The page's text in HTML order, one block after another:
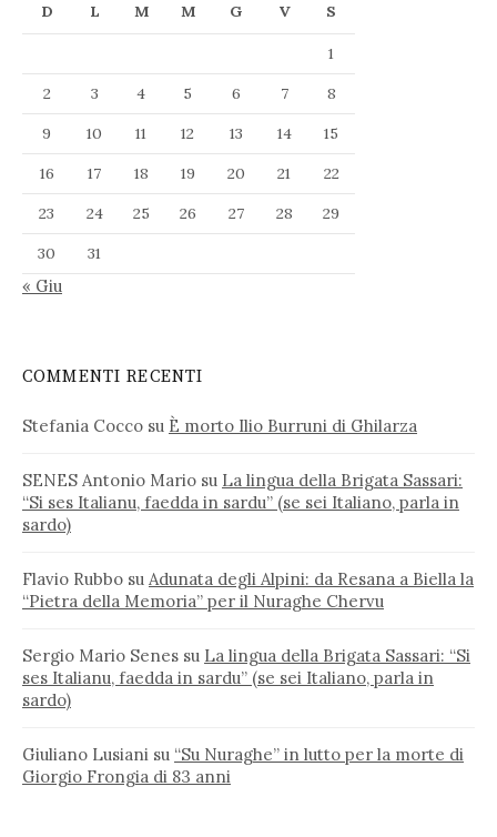
D L M M G V S
1
2
3 4 5 6 7
8
9
10 11 12 13 14
15
16
17 18 19 20 21
22
23
24 25 26 27 28
29
30
31
« Giu
COMMENTI RECENTI
Stefania Cocco su È morto Ilio Burruni di Ghilarza
SENES Antonio Mario su La lingua della Brigata Sassari:
“Si ses Italianu, faedda in sardu” (se sei Italiano, parla in
sardo)
Flavio Rubbo su Adunata degli Alpini: da Resana a Biella la
“Pietra della Memoria” per il Nuraghe Chervu
Sergio Mario Senes su La lingua della Brigata Sassari: “Si
ses Italianu, faedda in sardu” (se sei Italiano, parla in
sardo)
Giuliano Lusiani su “Su Nuraghe” in lutto per la morte di
Giorgio Frongia di 83 anni